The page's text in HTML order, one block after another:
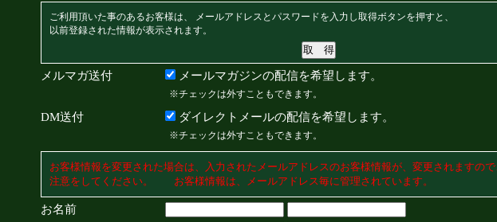
ご利用頂いた事のあるお客様は、 メールアドレスとパスワードを入力し取得ボタンを押すと、
以前登録された情報が表示されます。
メルマガ送付 メールマガジンの配信を希望します。
※チェックは外すこともできます。
DM送付 ダイレクトメールの配信を希望します。
※チェックは外すこともできます。
お客様情報を変更された場合は、入力されたメールアドレスのお客様情報が、変更されますので
注意をしてください。 お客様情報は、メールアドレス毎に管理されています。
お名前